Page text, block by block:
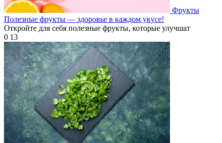
Фрукты
Полезные фрукты — здоровье в каждом укусе!
Откройте для себя полезные фрукты, которые улучшат
0 13